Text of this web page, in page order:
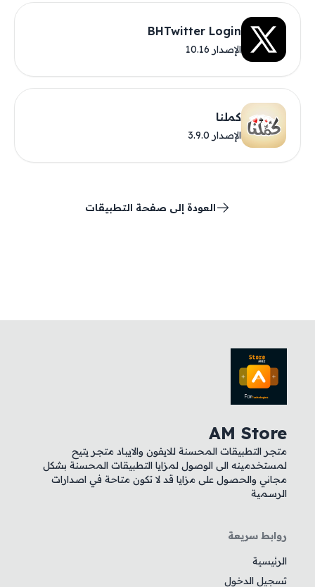
BHTwitter Login
الإصدار 10.16
كملنا
الإصدار 3.9.0
العودة إلى صفحة التطبيقات
AM Store
متجر التطبيقات المحسنة للايفون والايباد متجر يتيح
لمستخدمينه الى الوصول لمزايا التطبيقات المحسنة بشكل
مجاني والحصول على مزايا قد لا تكون متاحة في اصدارات
الرسمية
روابط سريعة
الرئيسية
تسجيل الدخول